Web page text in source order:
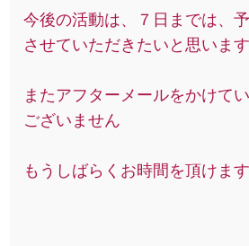
今後の活動は、７日までは、
させていただきたいと思います
またアフターメールをかけて
ございません
もうしばらくお時間を頂けま